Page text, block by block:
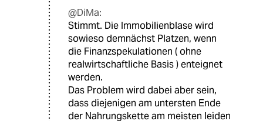
@DiMa:
Stimmt. Die Immobilienblase wird
sowieso demnächst Platzen, wenn
die Finanzspekulationen ( ohne
realwirtschaftliche Basis ) enteignet
werden.
Das Problem wird dabei aber sein,
dass diejenigen am untersten Ende
der Nahrungskette am meisten leiden